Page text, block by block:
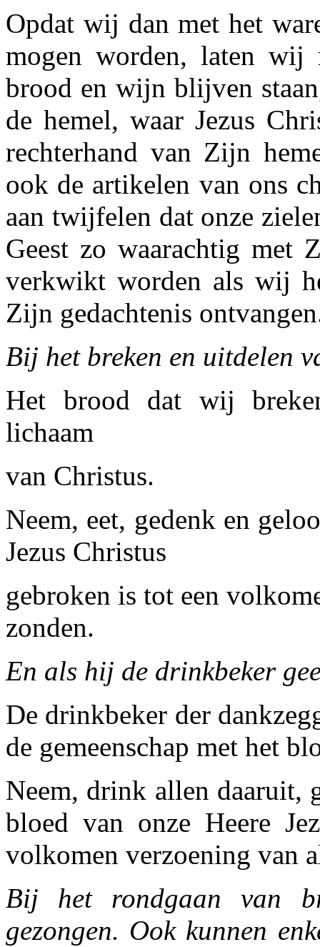
Opdat wij dan met het
mogen worden, laten
brood en wijn blijven
de hemel, waar Jezus
rechterhand van Zijn
ook de artikelen van ons
aan twijfelen dat onze
Geest zo waarachtig met
verkwikt worden als wij
Zijn gedachtenis
Bij het breken en uitdelen
Het brood dat wij
lichaam
van Christus.
Neem, eet, gedenk en
Jezus Christus
gebroken is tot een
zonden.
En als hij de drinkbeker
De drinkbeker der
de gemeenschap met het
Neem, drink allen daaruit,
bloed van onze Heere
volko­men verzoening van
Bij het rondgaan van
gezongen. Ook kunnen